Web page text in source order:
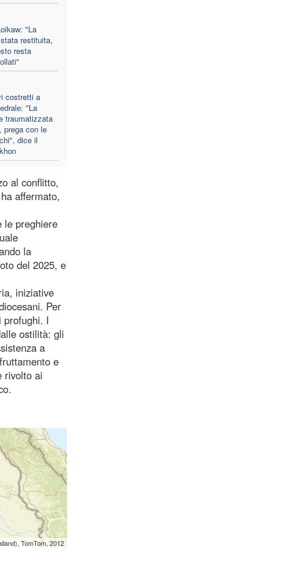
"La
restituita,
resta
costretti a
"La
traumatizzata
prega con le
dice il
al conflitto,
affermato,
le preghiere
la
del 2025, e
iniziative
Per
profughi. I
ostilità: gli
a
e
rivolto ai
TomTom, 2012